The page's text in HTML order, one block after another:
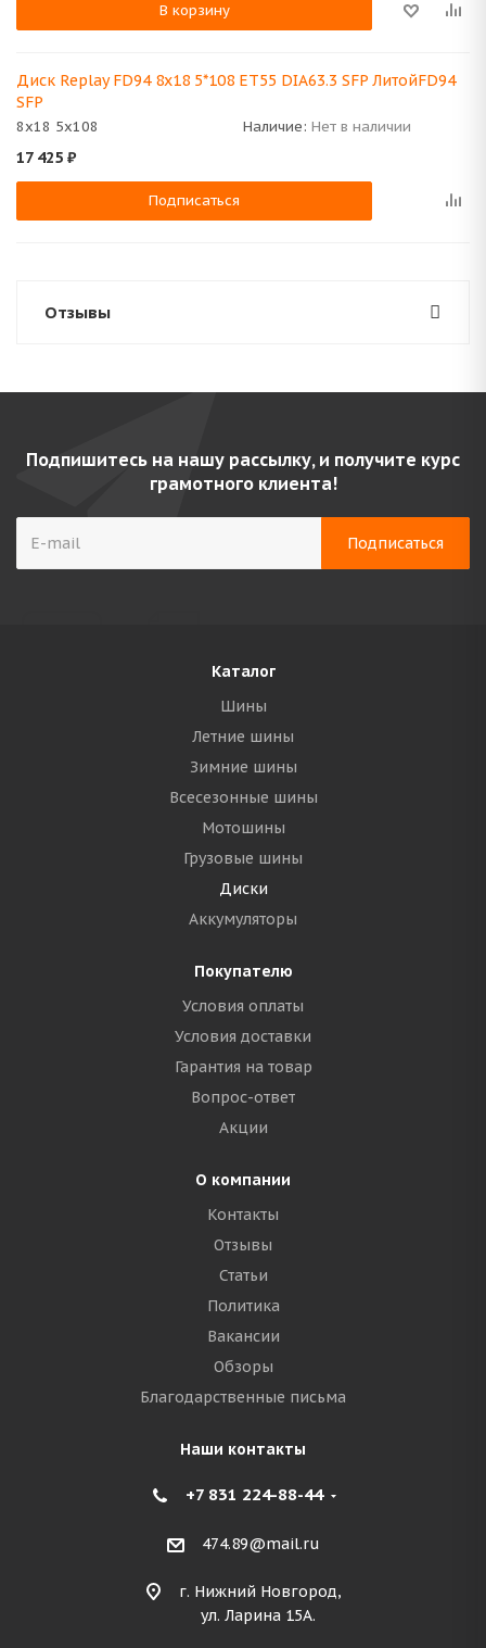
В корзину
Диск Replay FD94 8x18 5*108 ET55 DIA63.3 SFP ЛитойFD94
SFP
8x18 5x108 Наличие: Нет в наличии
17 425 ₽
Подписаться
Отзывы
Подпишитесь на нашу рассылку, и получите курс
грамотного клиента!
Каталог
Шины
Летние шины
Зимние шины
Всесезонные шины
Мотошины
Грузовые шины
Диски
Аккумуляторы
Покупателю
Условия оплаты
Условия доставки
Гарантия на товар
Вопрос-ответ
Акции
О компании
Контакты
Отзывы
Статьи
Политика
Вакансии
Обзоры
Благодарственные письма
Наши контакты
+7 831 224-88-44
474.89@mail.ru
г. Нижний Новгород,
ул. Ларина 15А.